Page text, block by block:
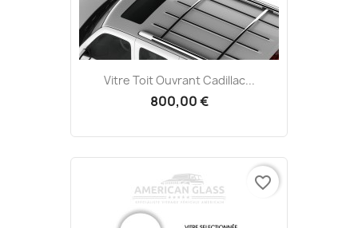
Vitre Toit Ouvrant Cadillac...
800,00 €
favorite_border